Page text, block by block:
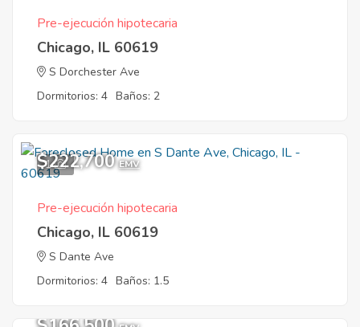
Pre-ejecución hipotecaria
Chicago, IL 60619
S Dorchester Ave
Dormitorios: 4 Baños: 2
1
$222,700 EMV
Pre-ejecución hipotecaria
Chicago, IL 60619
S Dante Ave
Dormitorios: 4 Baños: 1.5